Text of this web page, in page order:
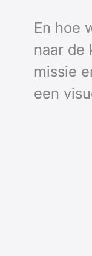
En hoe
naar de
missie
een